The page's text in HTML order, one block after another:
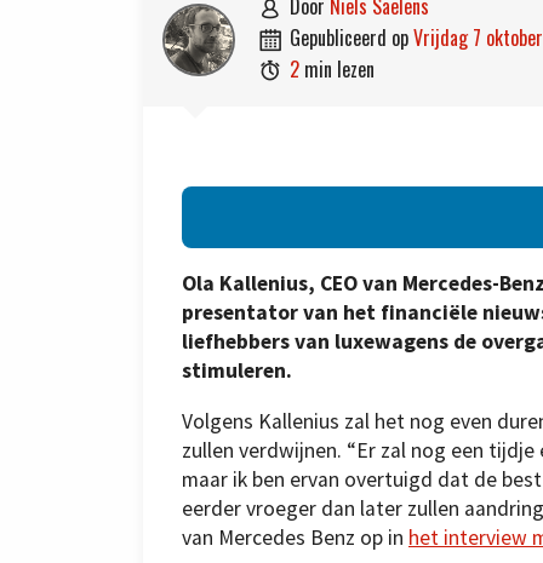
 door Niels Saelens
 gepubliceerd op vrijdag 7
 2 min lezen
Ola Kallenius, CEO van Mercedes-
presentator van het financiële
liefhebbers van luxewagens de
stimuleren.
Volgens Kallenius zal het nog even
zullen verdwijnen. “Er zal nog een
maar ik ben ervan overtuigd dat de
eerder vroeger dan later zullen
van Mercedes Benz op in het interview